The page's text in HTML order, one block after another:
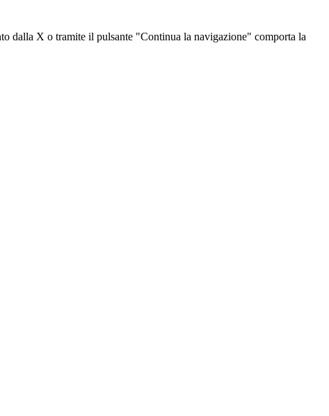
dalla X o tramite il pulsante "Continua la navigazione" comporta la